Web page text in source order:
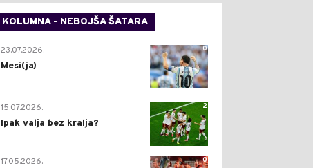
KOLUMNA - NEBOJŠA ŠATARA
0
23.07.2026.
Mesi(ja)
2
15.07.2026.
Ipak valja bez kralja?
0
17.05.2026.